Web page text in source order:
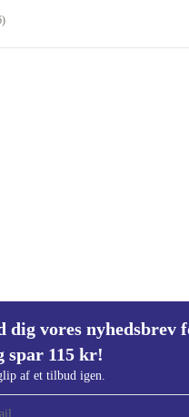
dig vores nyhedsbrev
spar 115 kr!
af et tilbud igen.
for første